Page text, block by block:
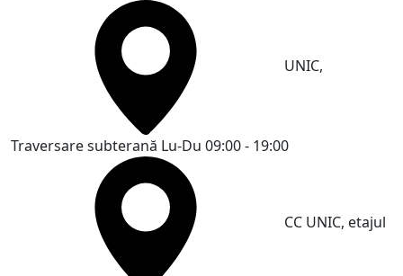
UNIC,
Traversare subterană Lu-Du 09:00 - 19:00
CC UNIC, etajul